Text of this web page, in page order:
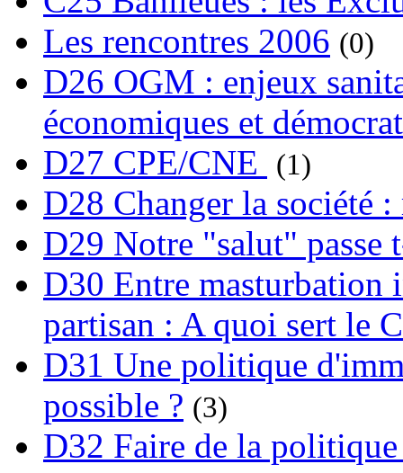
Les rencontres 2006 (0)
D26 OGM : enjeux
économiques et
D27 CPE/CNE
(1)
D28 Changer la société
D29 Notre "salut" passe
D30 Entre masturbation
partisan : A quoi sert le
D31 Une politique
possible ? (3)
D32 Faire de la